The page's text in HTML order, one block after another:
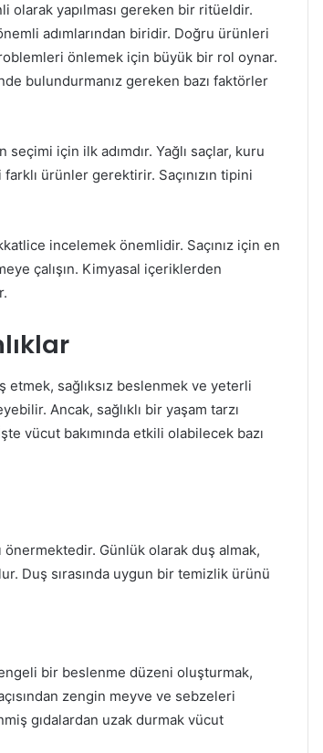
olarak yapılması gereken bir ritüeldir.
adımlarından biridir. Doğru ürünleri
önlemek için büyük bir rol oynar.
bulundurmanız gereken bazı faktörler
için ilk adımdır. Yağlı saçlar, kuru
ürünler gerektirir. Saçınızın tipini
incelemek önemlidir. Saçınız için en
çalışın. Kimyasal içeriklerden
sağlıksız beslenmek ve yeterli
Ancak, sağlıklı bir yaşam tarzı
vücut bakımında etkili olabilecek bazı
önermektedir. Günlük olarak duş almak,
Duş sırasında uygun bir temizlik ürünü
bir beslenme düzeni oluşturmak,
zengin meyve ve sebzeleri
gıdalardan uzak durmak vücut